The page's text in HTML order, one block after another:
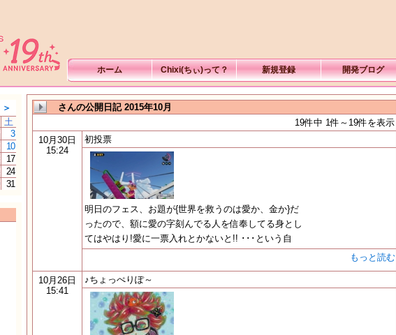
ホーム Chixi(ちぃ)って？ 新規登録 開発ブログ
＞
土
3
10
17
24
31
さんの公開日記 2015年10月
19件中 1件～19件を表示
10月30日
15:24
初投票
明日のフェス、お題が{世界を救うのは愛か、金か}だ
ったので、額に愛の字刻んでる人を信奉してる身とし
てはやはり!愛に一票入れとかないと!! ･･･という自
もっと読む
10月26日
15:41
♪ちょっぺりぽ～